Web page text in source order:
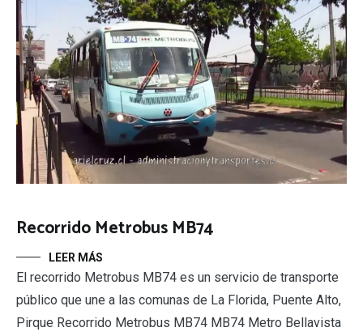
Recorrido Metrobus MB74
LEER MÁS
El recorrido Metrobus MB74 es un servicio de transporte
público que une a las comunas de La Florida, Puente Alto,
Pirque Recorrido Metrobus MB74 MB74 Metro Bellavista